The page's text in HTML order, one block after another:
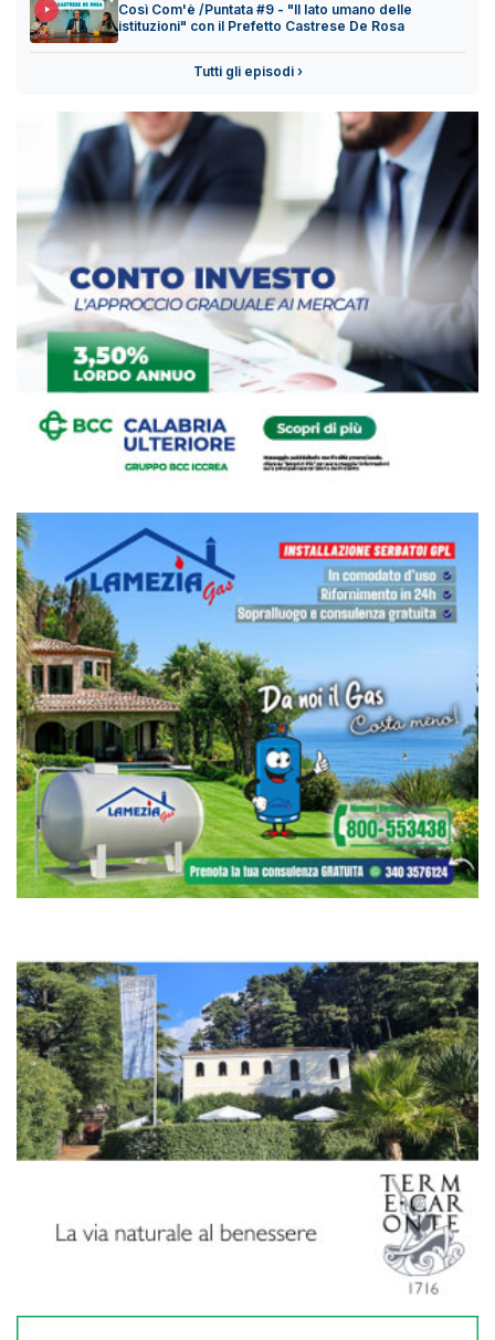
Così Com'è /Puntata #9 - "Il lato umano delle
istituzioni" con il Prefetto Castrese De Rosa
Tutti gli episodi ›